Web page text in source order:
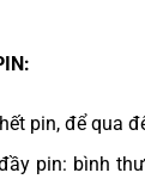
pin, để qua
pin: bình